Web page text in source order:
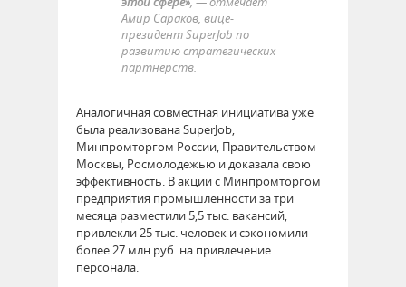
Амир Сараков, вице-
президент SuperJob по
развитию стратегических
партнерств.
Аналогичная совместная инициатива уже
была реализована SuperJob,
Минпромторгом России, Правительством
Москвы, Росмолодежью и доказала свою
эффективность. В акции с Минпромторгом
предприятия промышленности за три
месяца разместили 5,5 тыс. вакансий,
привлекли 25 тыс. человек и сэкономили
более 27 млн руб. на привлечение
персонала.